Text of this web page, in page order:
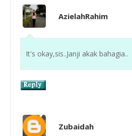
AzielahRahim
It's okay,sis..Janji akak bahagia..
Zubaidah